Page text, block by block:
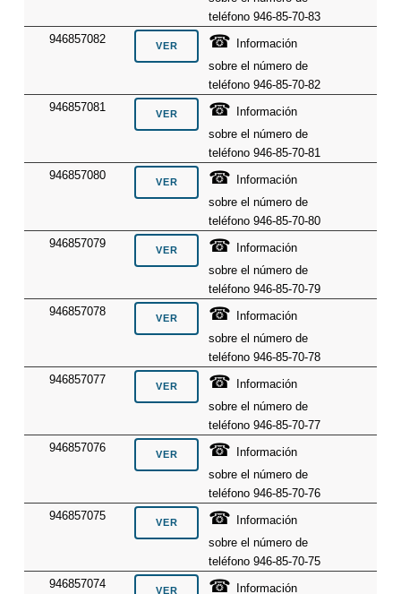
teléfono 946-85-70-83
946857082
☎ Información
sobre el número de
teléfono 946-85-70-82
946857081
☎ Información
sobre el número de
teléfono 946-85-70-81
946857080
☎ Información
sobre el número de
teléfono 946-85-70-80
946857079
☎ Información
sobre el número de
teléfono 946-85-70-79
946857078
☎ Información
sobre el número de
teléfono 946-85-70-78
946857077
☎ Información
sobre el número de
teléfono 946-85-70-77
946857076
☎ Información
sobre el número de
teléfono 946-85-70-76
946857075
☎ Información
sobre el número de
teléfono 946-85-70-75
946857074
☎ Información